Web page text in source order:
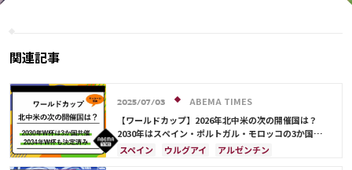
関連記事
2025/07/03
ABEMA TIMES
【ワールドカップ】2026年北中米の次の開催国は？
2030年はスペイン・ポルトガル・モロッコの3か国共
催！ ウルグアイ・アルゼンチン・パラグアイでも限定
スペイン ウルグアイ
アルゼンチン